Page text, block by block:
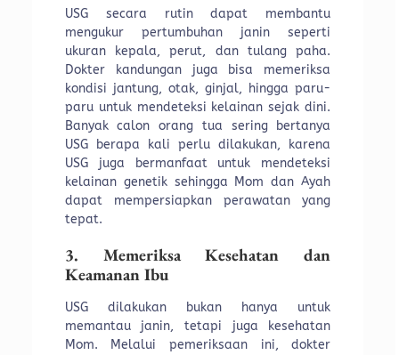
USG secara rutin dapat membantu
mengukur pertumbuhan janin seperti
ukuran kepala, perut, dan tulang paha.
Dokter kandungan juga bisa memeriksa
kondisi jantung, otak, ginjal, hingga paru-
paru untuk mendeteksi kelainan sejak dini.
Banyak calon orang tua sering bertanya
USG berapa kali perlu dilakukan, karena
USG juga bermanfaat untuk mendeteksi
kelainan genetik sehingga Mom dan Ayah
dapat mempersiapkan perawatan yang
tepat.
3. Memeriksa Kesehatan dan
Keamanan Ibu
USG dilakukan bukan hanya untuk
memantau janin, tetapi juga kesehatan
Mom. Melalui pemeriksaan ini, dokter